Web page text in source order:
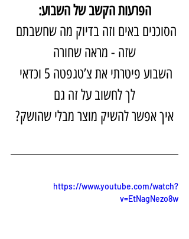
הפרעות הקשב של השבוע:
הסוכנים באים וזה בדיוק מה שחשבתם
שזה - מראה שחורה
השבוע פיטרתי את צ’טגפטה 5 וכדאי
לך לחשוב על זה גם
איך אפשר להשיק מוצר מבלי שהושק?
https://www.youtube.com/watch?
v=EtNagNezo8w